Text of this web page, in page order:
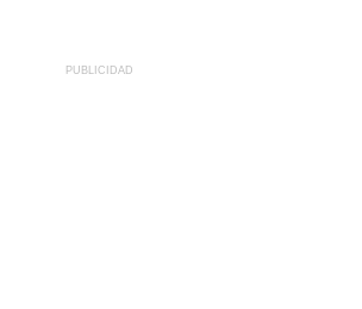
PUBLICIDAD